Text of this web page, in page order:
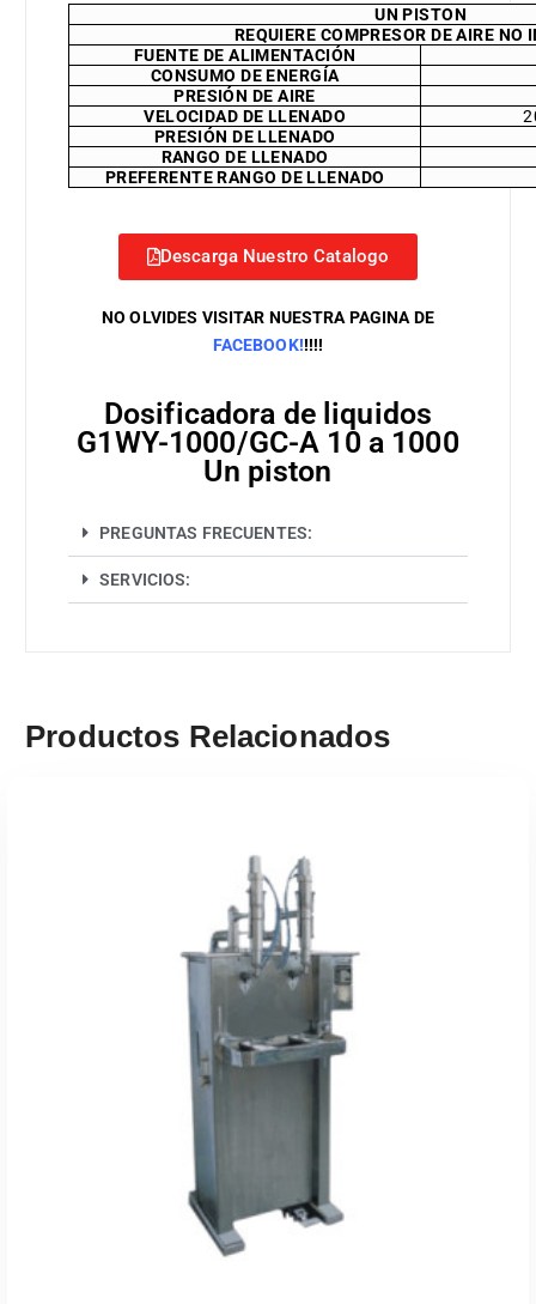
UN PISTON
REQUIERE COMPRESOR DE AIRE NO
FUENTE DE ALIMENTACIÓN
CONSUMO DE ENERGÍA
PRESIÓN DE AIRE
VELOCIDAD DE LLENADO
PRESIÓN DE LLENADO
RANGO DE LLENADO
PREFERENTE RANGO DE LLENADO
Descarga Nuestro Catalogo
NO OLVIDES VISITAR NUESTRA PAGINA DE
FACEBOOK!!!!!
Dosificadora de liquidos
G1WY-1000/GC-A 10 a 1000
Un piston
PREGUNTAS FRECUENTES:
SERVICIOS:
Productos Relacionados